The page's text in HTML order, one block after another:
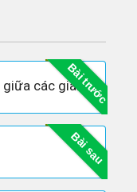
Bài trước
Tại sao sự kết hợp ngẫu nhiên giữa các giao tử đực và giao tử cái lại tạo được các hợp tử chứa các tổ hợp NST khác nhau về nguồn gốc?
Bài sau